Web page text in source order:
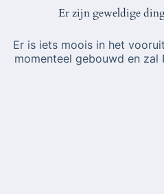
Er zijn geweldige
Er is iets moois in het
momenteel gebouwd en